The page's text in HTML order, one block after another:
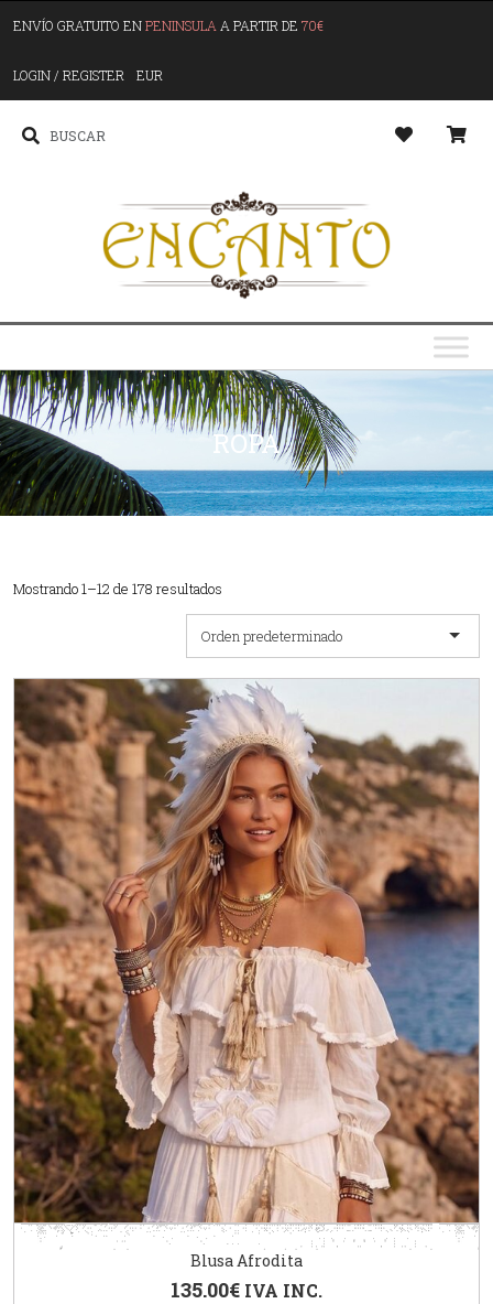
ENVÍO GRATUITO ENPENINSULA A PARTIR DE 70€
LOGIN / REGISTER EUR
ROPA
Mostrando 1–12 de 178 resultados
Orden predeterminado
Blusa Afrodita
135.00€ IVA INC.